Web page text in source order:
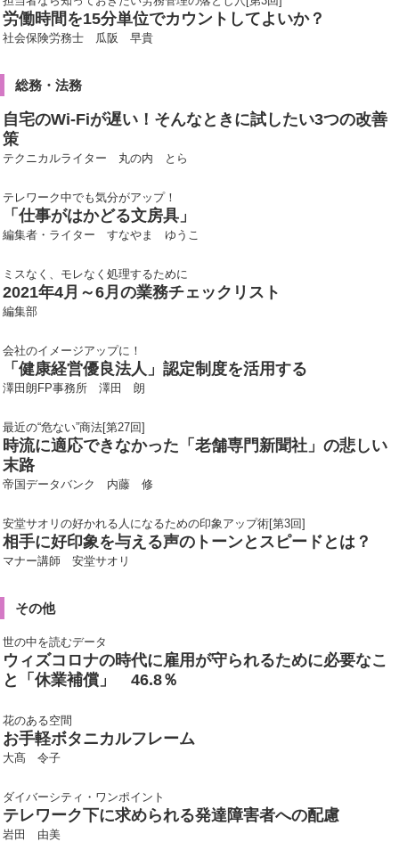
労働時間を15分単位でカウントしてよいか？
社会保険労務士 瓜阪 早貴
総務・法務
自宅のWi-Fiが遅い！そんなときに試したい3つの改善
策
テクニカルライター 丸の内 とら
テレワーク中でも気分がアップ！
「仕事がはかどる文房具」
編集者・ライター すなやま ゆうこ
ミスなく、モレなく処理するために
2021年4月～6月の業務チェックリスト
編集部
会社のイメージアップに！
「健康経営優良法人」認定制度を活用する
澤田朗FP事務所 澤田 朗
最近の“危ない”商法[第27回]
時流に適応できなかった「老舗専門新聞社」の悲しい
末路
帝国データバンク 内藤 修
安堂サオリの好かれる人になるための印象アップ術[第3回]
相手に好印象を与える声のトーンとスピードとは？
マナー講師 安堂サオリ
その他
世の中を読むデータ
ウィズコロナの時代に雇用が守られるために必要なこ
と「休業補償」 46.8％
花のある空間
お手軽ボタニカルフレーム
大髙 令子
ダイバーシティ・ワンポイント
テレワーク下に求められる発達障害者への配慮
岩田 由美